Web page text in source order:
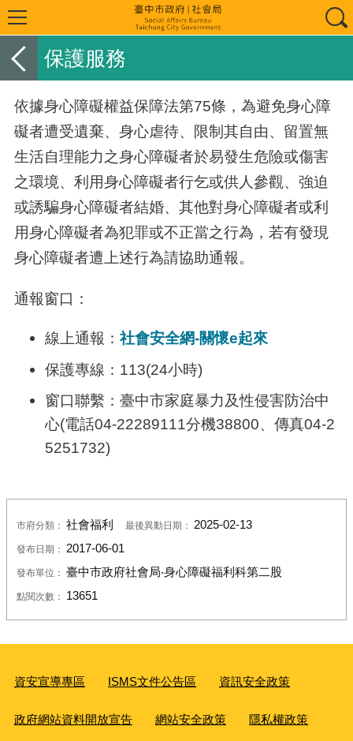
保護服務
依據身心障礙權益保障法第75條，為避免身心障
礙者遭受遺棄、身心虐待、限制其自由、留置無
生活自理能力之身心障礙者於易發生危險或傷害
之環境、利用身心障礙者行乞或供人參觀、強迫
或誘騙身心障礙者結婚、其他對身心障礙者或利
用身心障礙者為犯罪或不正當之行為，若有發現
身心障礙者遭上述行為請協助通報。
通報窗口 ：
線上通報： 社會安全網-關懷e起來
保護專線：113(24小時)
窗口聯繫：臺中市家庭暴力及性侵害防治中
心(電話04-22289111分機38800、傳真04-2
5251732)
市府分類： 社會福利 最後異動日期： 2025-02-13
發布日期： 2017-06-01
發布單位： 臺中市政府社會局‧身心障礙福利科第二股
點閱次數： 13651
資安宣導專區 ISMS文件公告區 資訊安全政策
政府網站資料開放宣告 網站安全政策 隱私權政策